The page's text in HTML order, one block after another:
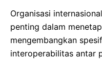
Organisasi
penting dalam
mengembangkan
interoperabilitas antar